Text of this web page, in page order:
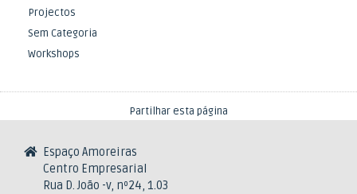
Projectos
Sem Categoria
Workshops
Partilhar esta página
Espaço Amoreiras
Centro Empresarial
Rua D. João -v, nº24, 1.03